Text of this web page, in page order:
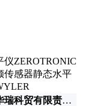
北京丹青华瑞科贸有限责任公司